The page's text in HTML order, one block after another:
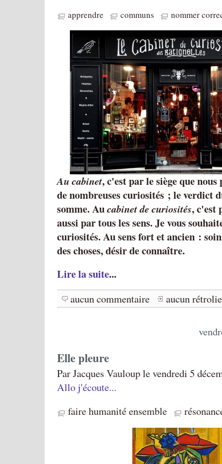
apprendre communs nommer
Au cabinet, c'est par le siège que
de nombreuses curiosités ; le verdict
somme. Aucabinet de curiosités, c'est
aussi par tous les sens. Je vous
curiosités. Au sens fort et ancien :
des choses, désir de connaître.
Lire la suite...
aucun commentaire aucun
Elle pleure
Par Jacques Vauloup le vendredi 5
Allo j'écoute...
faire humanité ensemble